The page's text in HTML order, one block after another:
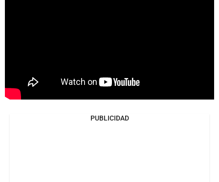
PUBLICIDAD